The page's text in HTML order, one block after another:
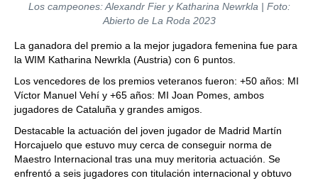
Los campeones: Alexandr Fier y Katharina Newrkla | Foto:
Abierto de La Roda 2023
La ganadora del premio a la mejor jugadora femenina fue para
la WIM Katharina Newrkla (Austria) con 6 puntos.
Los vencedores de los premios veteranos fueron: +50 años: MI
Víctor Manuel Vehí y +65 años: MI Joan Pomes, ambos
jugadores de Cataluña y grandes amigos.
Destacable la actuación del joven jugador de Madrid Martín
Horcajuelo que estuvo muy cerca de conseguir norma de
Maestro Internacional tras una muy meritoria actuación. Se
enfrentó a seis jugadores con titulación internacional y obtuvo